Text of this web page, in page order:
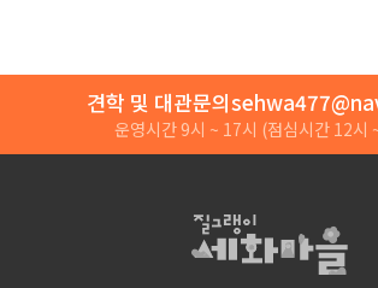
견학 및 대관문의
운영시간 9시 ~ 17시 (점심시간 12시
세화마을